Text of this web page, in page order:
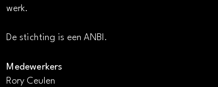
werk.
De stichting is een ANBI.
Medewerkers
Rory Ceulen